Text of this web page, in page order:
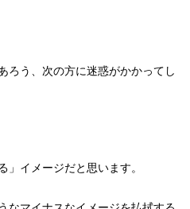
ろう、次の方に迷惑がかかってし
」イメージだと思います。